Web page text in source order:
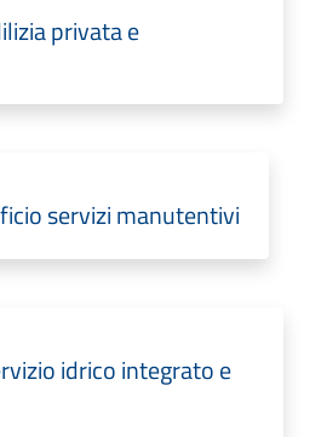
privata e
servizi manutentivi
idrico integrato e